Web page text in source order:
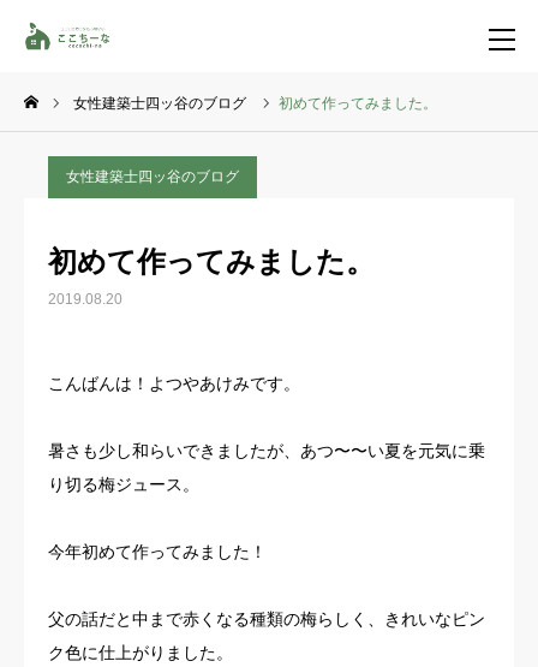
女性建築士四ッ谷のブログ 初めて作ってみました。
女性建築士四ッ谷のブログ
初めて作ってみました。
2019.08.20
こんばんは！よつやあけみです。
暑さも少し和らいできましたが、あつ〜〜い夏を元気に乗
り切る梅ジュース。
今年初めて作ってみました！
父の話だと中まで赤くなる種類の梅らしく、きれいなピン
ク色に仕上がりました。
お問い合わせ
LINE登録
特集コンテンツ
よくある質問